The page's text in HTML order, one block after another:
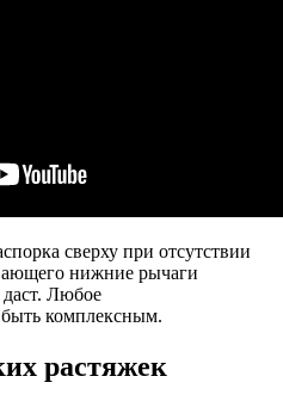
сверху при отсутствии
нижние рычаги
даст. Любое
комплексным.
растяжек